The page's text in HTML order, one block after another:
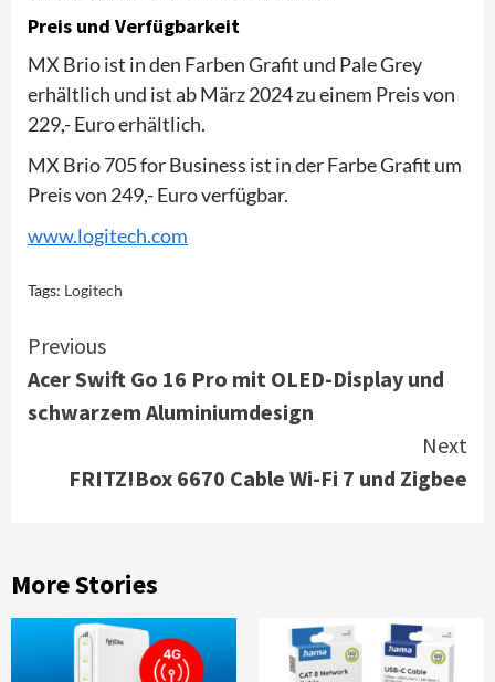
Preis und Verfügbarkeit
MX Brio ist in den Farben Grafit und Pale Grey
erhältlich und ist ab März 2024 zu einem Preis von
229,- Euro erhältlich.
MX Brio 705 for Business ist in der Farbe Grafit um
Preis von 249,- Euro verfügbar.
www.logitech.com
Tags: Logitech
Continue
Reading
Previous
Acer Swift Go 16 Pro mit OLED-Display und
schwarzem Aluminiumdesign
Next
FRITZ!Box 6670 Cable Wi-Fi 7 und Zigbee
More Stories